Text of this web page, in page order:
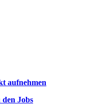
aufnehmen
den Jobs